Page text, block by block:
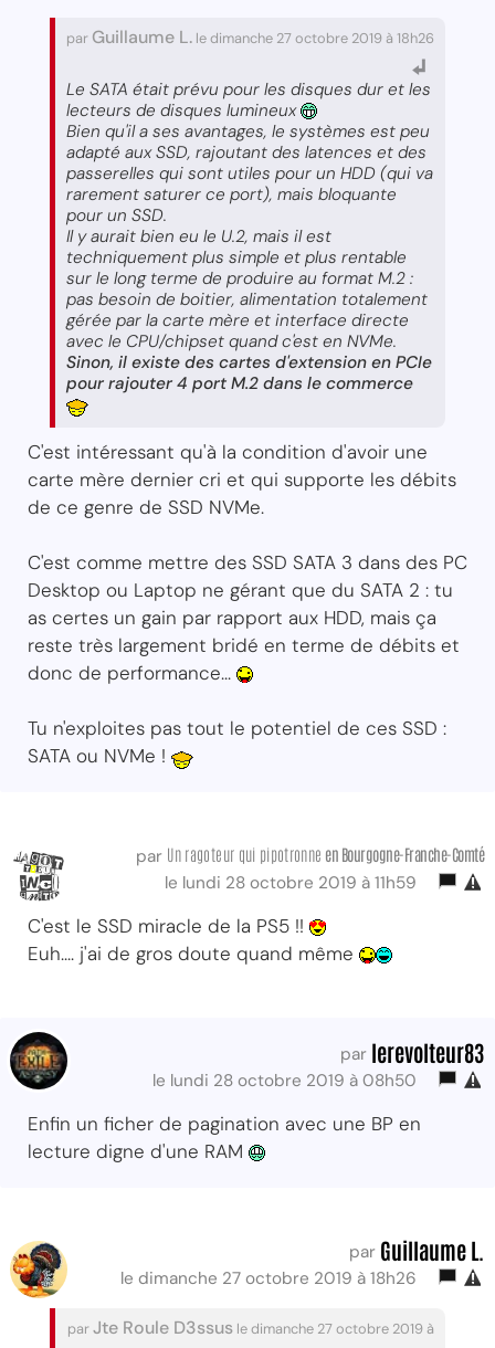
par Guillaume L. le dimanche 27 octobre 2019 à 18h26
Le SATA était prévu pour les disques dur et les
lecteurs de disques lumineux
Bien qu'il a ses avantages, le systèmes est peu
adapté aux SSD, rajoutant des latences et des
passerelles qui sont utiles pour un HDD (qui va
rarement saturer ce port), mais bloquante
pour un SSD.
Il y aurait bien eu le U.2, mais il est
techniquement plus simple et plus rentable
sur le long terme de produire au format M.2 :
pas besoin de boitier, alimentation totalement
gérée par la carte mère et interface directe
avec le CPU/chipset quand c'est en NVMe.
Sinon, il existe des cartes d'extension en PCIe
pour rajouter 4 port M.2 dans le commerce
C'est intéressant qu'à la condition d'avoir une
carte mère dernier cri et qui supporte les débits
de ce genre de SSD NVMe.
C'est comme mettre des SSD SATA 3 dans des PC
Desktop ou Laptop ne gérant que du SATA 2 : tu
as certes un gain par rapport aux HDD, mais ça
reste très largement bridé en terme de débits et
donc de performance...
Tu n'exploites pas tout le potentiel de ces SSD :
SATA ou NVMe !
par Un ragoteur qui pipotronne en Bourgogne-Franche-Comté
le lundi 28 octobre 2019 à 11h59
C'est le SSD miracle de la PS5 !!
Euh.... j'ai de gros doute quand même
par lerevolteur83
le lundi 28 octobre 2019 à 08h50
Enfin un ficher de pagination avec une BP en
lecture digne d'une RAM
par Guillaume L.
le dimanche 27 octobre 2019 à 18h26
parJte Roule D3ssus le dimanche 27 octobre 2019 à